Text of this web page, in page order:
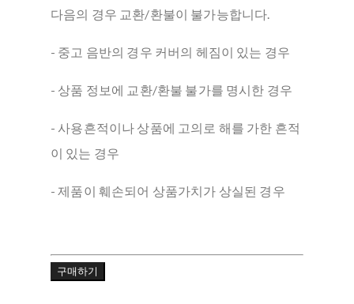
다음의 경우 교환/환불이 불가능합니다.
- 중고 음반의 경우 커버의 헤짐이 있는 경우
- 상품 정보에 교환/환불 불가를 명시한 경우
- 사용흔적이나 상품에 고의로 해를 가한 흔적
이 있는 경우
- 제품이 훼손되어 상품가치가 상실된 경우
구매하기